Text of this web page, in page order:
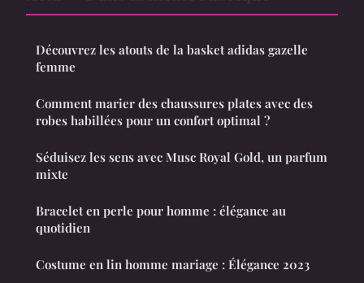
Découvrez les atouts de la basket adidas gazelle
femme
Comment marier des chaussures plates avec des
robes habillées pour un confort optimal ?
Séduisez les sens avec Musc Royal Gold, un parfum
mixte
Bracelet en perle pour homme : élégance au
quotidien
Costume en lin homme mariage : Élégance 2023